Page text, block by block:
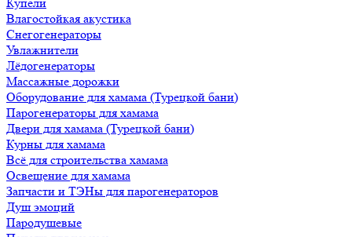
Влагостойкая акустика
Снегогенераторы
Увлажнители
Лёдогенераторы
Массажные дорожки
Оборудование для хамама (Турецкой бани)
Парогенераторы для хамама
Двери для хамама (Турецкой бани)
Курны для хамама
Всё для строительства хамама
Освещение для хамама
Запчасти и ТЭНы для парогенераторов
Душ эмоций
Пародушевые